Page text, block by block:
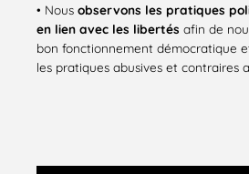
• Nous observons les pratiques
en lien avec les libertés afin de
bon fonctionnement démocratique
les pratiques abusives et contraires